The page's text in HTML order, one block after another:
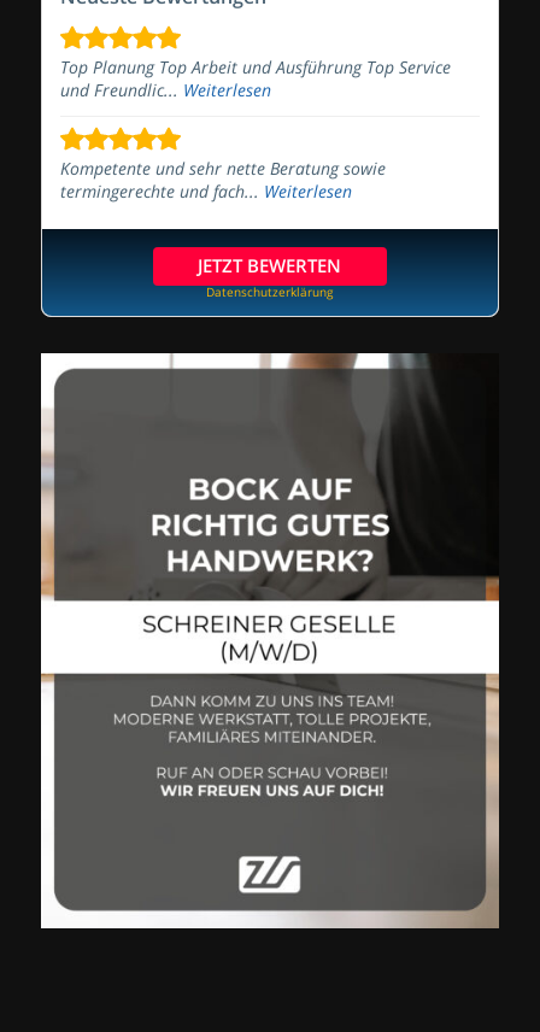
Top Planung Top Arbeit und Ausführung Top Service
und Freundlic... Weiterlesen
Kompetente und sehr nette Beratung sowie
termingerechte und fach... Weiterlesen
JETZT BEWERTEN
Datenschutzerklärung